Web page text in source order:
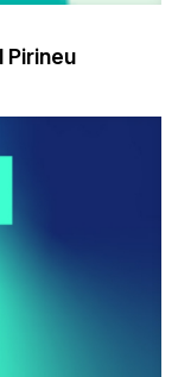
Pirineu